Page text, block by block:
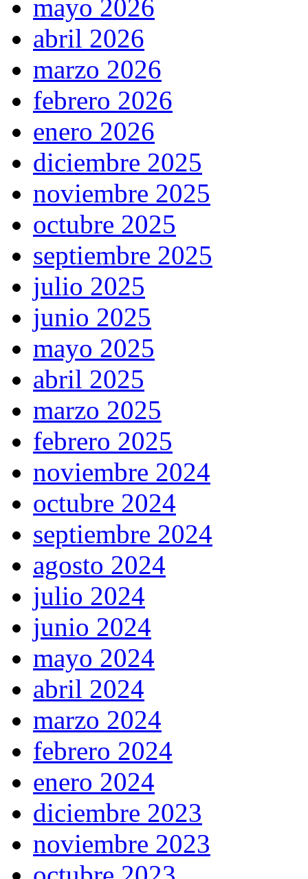
mayo 2026
abril 2026
marzo 2026
febrero 2026
enero 2026
diciembre 2025
noviembre 2025
octubre 2025
septiembre 2025
julio 2025
junio 2025
mayo 2025
abril 2025
marzo 2025
febrero 2025
noviembre 2024
octubre 2024
septiembre 2024
agosto 2024
julio 2024
junio 2024
mayo 2024
abril 2024
marzo 2024
febrero 2024
enero 2024
diciembre 2023
noviembre 2023